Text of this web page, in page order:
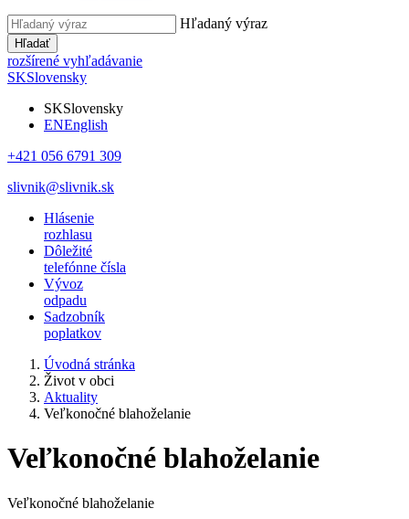
Hľadaný výraz
Hľadať
rozšírené vyhľadávanie
SKSlovensky
SKSlovensky
ENEnglish
+421 056 6791 309
slivnik@slivnik.sk
Hlásenie
rozhlasu
Dôležité
telefónne čísla
Vývoz
odpadu
Sadzobník
poplatkov
Úvodná stránka
Život v obci
Aktuality
Veľkonočné blahoželanie
Veľkonočné blahoželanie
Veľkonočné blahoželanie